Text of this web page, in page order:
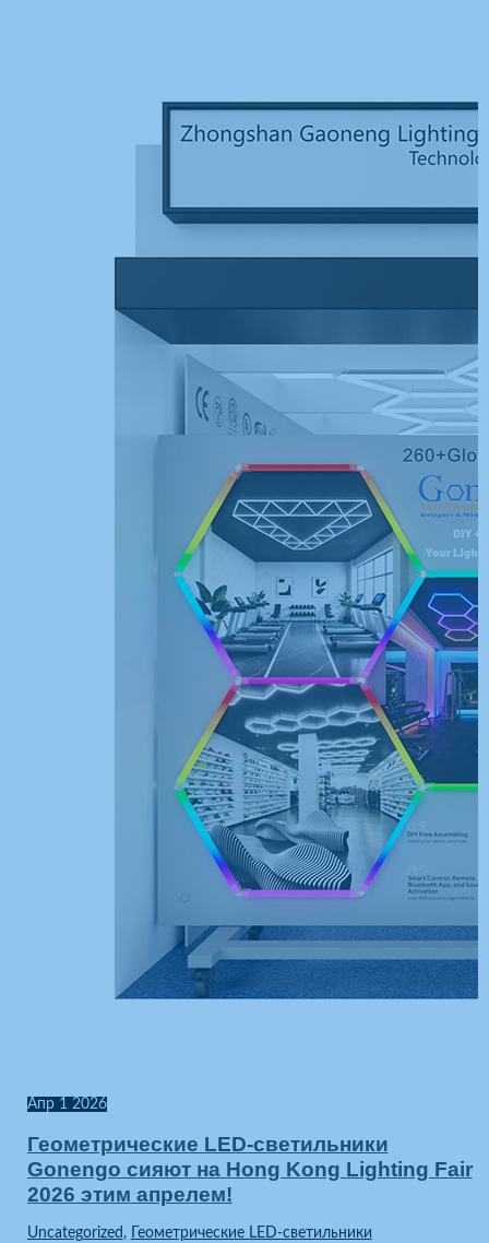
Апр 1 2026
Геометрические LED-светильники
Gonengo сияют на Hong Kong Lighting Fair
2026 этим апрелем!
Uncategorized , Геометрические LED-светильники